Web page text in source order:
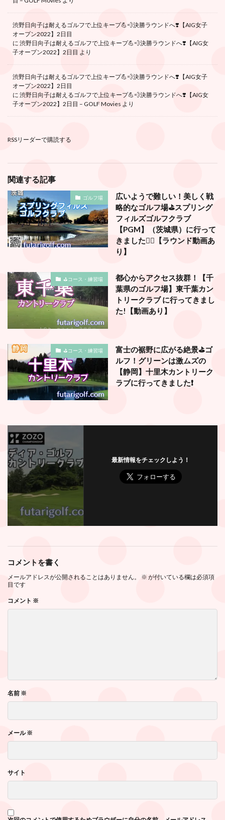
渋野日向子は耐えるゴルフで上位キープ💪💨決勝ラウンドへ❣️【AIG女子
オープン2022】2日目
に 渋野日向子は耐えるゴルフで上位キープ💪💨決勝ラウンドへ❣️【AIG女
子オープン2022】2日目 より
渋野日向子は耐えるゴルフで上位キープ💪💨決勝ラウンドへ❣️【AIG女子
オープン2022】2日目
に 渋野日向子は耐えるゴルフで上位キープ💪💨決勝ラウンドへ❣️【AIG女
子オープン2022】2日目 – GOLF Movies より
RSSリーダーで購読する
関連する記事
ゴルフ場
広いようで難しい！美しく戦
略的なゴルフ場⛳️スプリング
フィルズゴルフクラブ
【PGM】（茨城県）に行って
きました🏌️‍♂️【ラウンド動画あ
り】
⛳️コース・練習場
都心からアクセス抜群！【千
葉県のゴルフ場】東千葉カン
トリークラブ に行ってきまし
た!【動画あり】
⛳️コース・練習場
富士の裾野に広がる絶景⛳️ゴ
ルフ！グリーンは激ムズの
【静岡】十里木カントリーク
ラブに行ってきました❗️
最新情報をチェックしよう！
コメントを書く
メールアドレスが公開されることはありません。 ※ が付いている欄は必須項
目です
コメント ※
名前 ※
メール※
サイト